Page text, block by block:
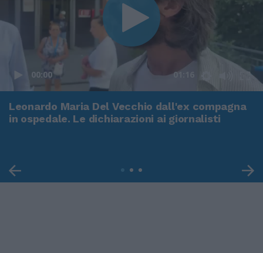
00:00 01:16
Leonardo Maria Del Vecchio dall'ex compagna
in ospedale. Le dichiarazioni ai giornalisti